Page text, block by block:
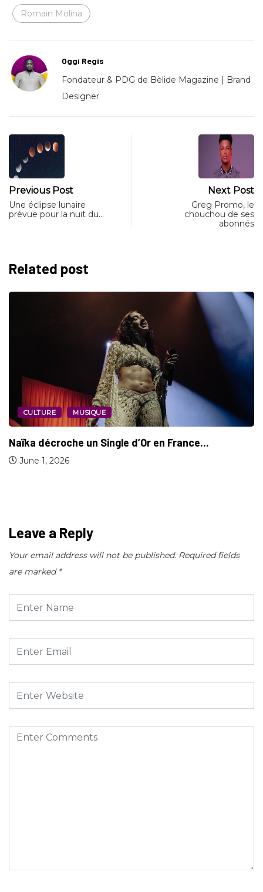
Romain Molina
Oggi Regis
Fondateur & PDG de Bèlide Magazine | Brand
Designer
Previous Post
Une éclipse lunaire
prévue pour la nuit du…
Next Post
Greg Promo, le
chouchou de ses
abonnés
Related post
FOOTBALL SPORT
Leave a Reply
Your email address will not be published. Required fields
are marked *